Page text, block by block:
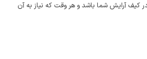
کیف آرایش شما باشد و هر وقت که نیاز به آن